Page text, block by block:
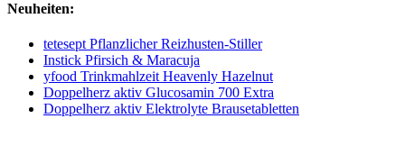
Neuheiten:
tetesept Pflanzlicher Reizhusten-Stiller
Instick Pfirsich & Maracuja
yfood Trinkmahlzeit Heavenly Hazelnut
Doppelherz aktiv Glucosamin 700 Extra
Doppelherz aktiv Elektrolyte Brausetabletten